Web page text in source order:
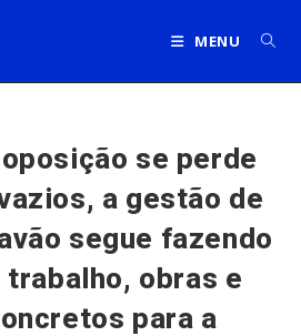
MENU
se perde
a gestão de
segue fazendo
obras e
para a